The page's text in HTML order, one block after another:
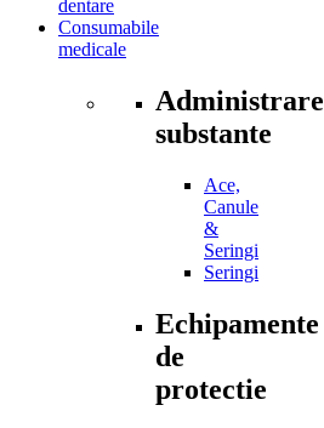
dentare
Consumabile
medicale
Administrare
substante
Ace,
Canule
&
Seringi
Seringi
Echipamente
de
protectie